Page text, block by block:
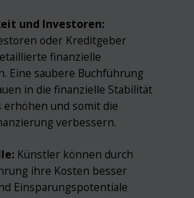
und Investoren:
oder Kreditgeber
finanzielle
Eine saubere Buchführung
in die finanzielle Stabilität
erhöhen und somit die
verbessern.
Künstler können durch
ihre Kosten besser
Einsparungspotentiale